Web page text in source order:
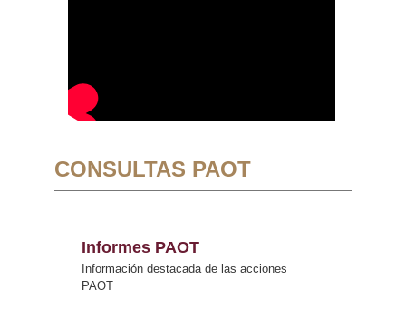
CONSULTAS PAOT
Informes PAOT
Información destacada de las acciones
PAOT